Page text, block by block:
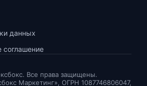
данных
соглашение
Все права защищены.
Маркетинг», ОГРН 1087746806047,